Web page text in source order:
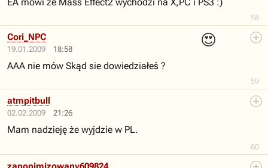
58
19.01.2009 18:58
😍
59
Cori_NPC
AAA nie mów Skąd sie dowiedziałeś ?
02.02.2009 21:26
60
atmpitbull
Mam nadzieję że wyjdzie w PL.